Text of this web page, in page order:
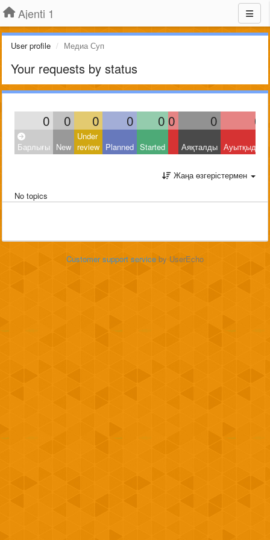
Ajenti 1
User profile Медиа Суп
Your requests by status
0 0 0 0 0 0 0 0
Барлығы New
Under
review Planned Started Аяқталды Ауытқыды
Жаңа өзгерістермен
No topics
Customer support service by UserEcho